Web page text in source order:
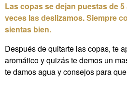
Las copas se dejan puestas de
veces las deslizamos. Siempre
sientas bien.
Después de quitarte las copas, te
aromático y quizás te demos un
te damos agua y consejos para